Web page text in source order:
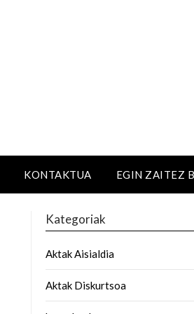
KONTAKTUA EGIN ZAITEZ
Kategoriak
Aktak Aisialdia
Aktak Diskurtsoa